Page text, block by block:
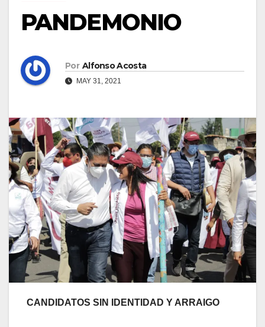
PANDEMONIO
Por Alfonso Acosta
MAY 31, 2021
CANDIDATOS SIN IDENTIDAD Y ARRAIGO